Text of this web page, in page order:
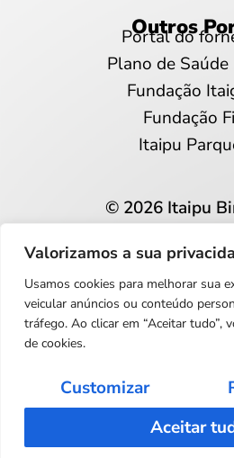
Valorizamos a sua
Usamos cookies para melhorar sua
veicular anúncios ou conteúdo
tráfego. Ao clicar em “Aceitar tudo”,
de cookies.
Customizar
Aceitar
Outros
Portal do
Plano de Saúde
Fundação
Fundação
Itaipu
© 2026 Itaipu
Privacidade e
Português